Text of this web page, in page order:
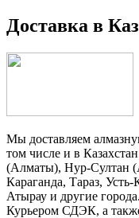
Доставка в
Мы доставляем
том числе и в
(Алматы), Нур-Султан
Караганда, Тараз,
Атырау и другие
Курьером СДЭК, а